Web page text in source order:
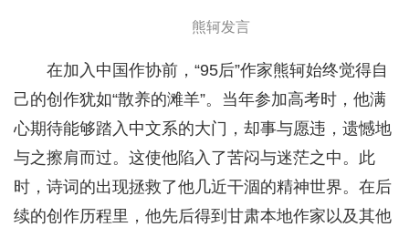
熊轲发言
在加入中国作协前，“95后”作家熊轲始终觉得自
己的创作犹如“散养的滩羊”。当年参加高考时，他满
心期待能够踏入中文系的大门，却事与愿违，遗憾地
与之擦肩而过。这使他陷入了苦闷与迷茫之中。此
时，诗词的出现拯救了他几近干涸的精神世界。在后
续的创作历程里，他先后得到甘肃本地作家以及其他